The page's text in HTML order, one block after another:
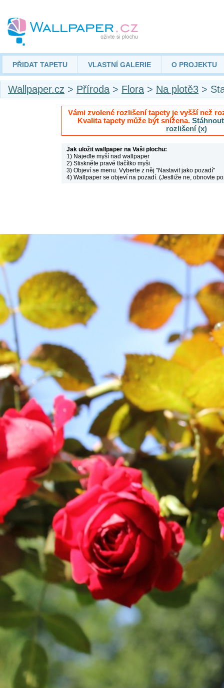
PŘIDAT TAPETU VLASTNÍ GALERIE O PROJEKTU
Wallpaper.cz > Příroda > Flora > Na plotě3 >
Vámi zvolené rozlišení tapety je vyšší než
Kvalita tapety může být snížena.
rozlišení (x)
Jak uložit wallpaper na Vaši plochu:
1) Najeďte myší nad wallpaper
2) Stiskněte pravé tlačítko myši
3) Objeví se menu. Vyberte z něj "Nastavit jako pozadí"
4) Wallpaper se objeví na pozadí. (Jestliže ne, obnovte